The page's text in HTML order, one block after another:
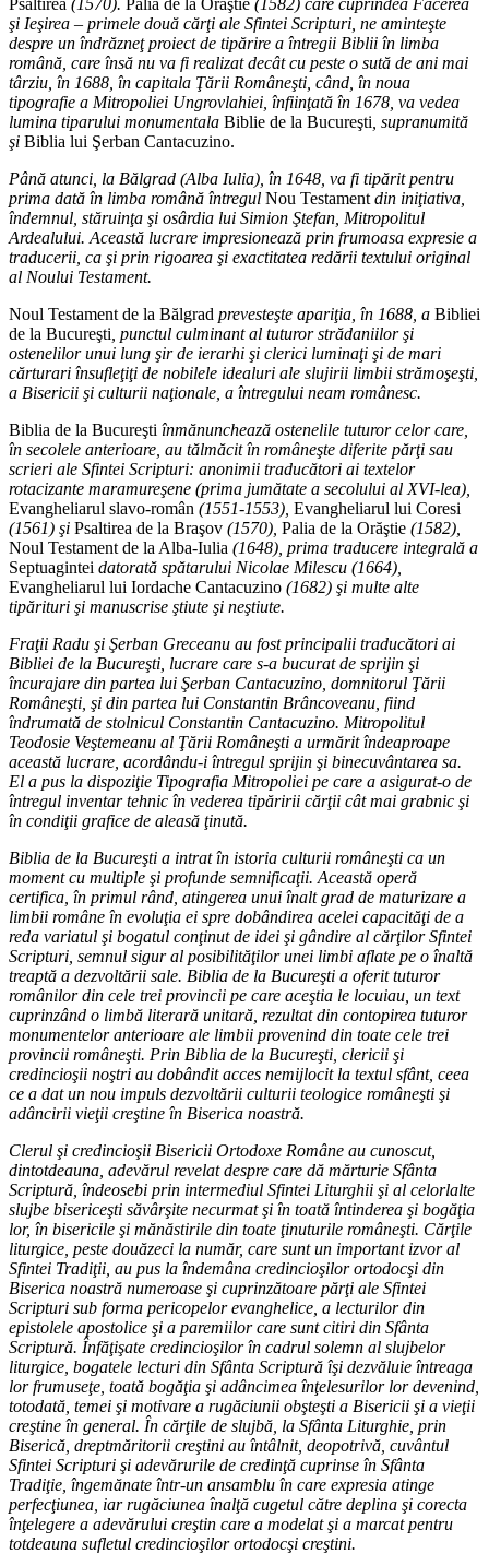
şi Ieşirea – primele două cărţi ale Sfintei Scripturi, ne aminteşte
despre un îndrăzneţ proiect de tipărire a întregii Biblii în limba
română, care însă nu va fi realizat decât cu peste o sută de ani mai
târziu, în 1688, în capitala Ţării Româneşti, când, în noua
tipografie a Mitropoliei Ungrovlahiei, înfiinţată în 1678, va vedea
lumina tiparului monumentala Biblie de la Bucureşti , supranumită
şi Biblia lui Şerban Cantacuzino.
Până atunci, la Bălgrad (Alba Iulia), în 1648, va fi tipărit pentru
prima dată în limba română întregul Nou Testament din iniţiativa,
îndemnul, stăruinţa şi osârdia lui Simion Ştefan, Mitropolitul
Ardealului. Această lucrare impresionează prin frumoasa expresie a
traducerii, ca şi prin rigoarea şi exactitatea redării textului original
al Noului Testament.
Noul Testament de la Bălgrad prevesteşte apariţia, în 1688, a Bibliei
de la Bucureşti , punctul culminant al tuturor strădaniilor şi
ostenelilor unui lung şir de ierarhi şi clerici luminaţi şi de mari
cărturari însufleţiţi de nobilele idealuri ale slujirii limbii strămoşeşti,
a Bisericii şi culturii naţionale, a întregului neam românesc.
Biblia de la Bucureşti înmănunchează ostenelile tuturor celor care,
în secolele anterioare, au tălmăcit în româneşte diferite părţi sau
scrieri ale Sfintei Scripturi: anonimii traducători ai textelor
rotacizante maramureşene (prima jumătate a secolului al XVI-lea),
Evangheliarul slavo-român (1551-1553), Evangheliarul lui Coresi
(1561) şi Psaltirea de la Braşov (1570), Palia de la Orăştie (1582),
Noul Testament de la Alba-Iulia (1648), prima traducere integrală a
Septuagintei datorată spătarului Nicolae Milescu (1664),
Evangheliarul lui Iordache Cantacuzino (1682) şi multe alte
tipărituri şi manuscrise ştiute şi neştiute.
Fraţii Radu şi Şerban Greceanu au fost principalii traducători ai
Bibliei de la Bucureşti, lucrare care s-a bucurat de sprijin şi
încurajare din partea lui Şerban Cantacuzino, domnitorul Ţării
Româneşti, şi din partea lui Constantin Brâncoveanu, fiind
îndrumată de stolnicul Constantin Cantacuzino. Mitropolitul
Teodosie Veştemeanu al Ţării Româneşti a urmărit îndeaproape
această lucrare, acordându-i întregul sprijin şi binecuvântarea sa.
El a pus la dispoziţie Tipografia Mitropoliei pe care a asigurat-o de
întregul inventar tehnic în vederea tipăririi cărţii cât mai grabnic şi
în condiţii grafice de aleasă ţinută.
Biblia de la Bucureşti a intrat în istoria culturii româneşti ca un
moment cu multiple şi profunde semnificaţii. Această operă
certifica, în primul rând, atingerea unui înalt grad de maturizare a
limbii române în evoluţia ei spre dobândirea acelei capacităţi de a
reda variatul şi bogatul conţinut de idei şi gândire al cărţilor Sfintei
Scripturi, semnul sigur al posibilităţilor unei limbi aflate pe o înaltă
treaptă a dezvoltării sale. Biblia de la Bucureşti a oferit tuturor
românilor din cele trei provincii pe care aceştia le locuiau, un text
cuprinzând o limbă literară unitară, rezultat din contopirea tuturor
monumentelor anterioare ale limbii provenind din toate cele trei
provincii româneşti. Prin Biblia de la Bucureşti, clericii şi
credincioşii noştri au dobândit acces nemijlocit la textul sfânt, ceea
ce a dat un nou impuls dezvoltării culturii teologice româneşti şi
adâncirii vieţii creştine în Biserica noastră.
Clerul şi credincioşii Bisericii Ortodoxe Române au cunoscut,
dintotdeauna, adevărul revelat despre care dă mărturie Sfânta
Scriptură, îndeosebi prin intermediul Sfintei Liturghii şi al celorlalte
slujbe bisericeşti săvârşite necurmat şi în toată întinderea şi bogăţia
lor, în bisericile şi mănăstirile din toate ţinuturile româneşti. Cărţile
liturgice, peste douăzeci la număr, care sunt un important izvor al
Sfintei Tradiţii, au pus la îndemâna credincioşilor ortodocşi din
Biserica noastră numeroase şi cuprinzătoare părţi ale Sfintei
Scripturi sub forma pericopelor evanghelice, a lecturilor din
epistolele apostolice şi a paremiilor care sunt citiri din Sfânta
Scriptură. Înfăţişate credincioşilor în cadrul solemn al slujbelor
liturgice, bogatele lecturi din Sfânta Scriptură îşi dezvăluie întreaga
lor frumuseţe, toată bogăţia şi adâncimea înţelesurilor lor devenind,
totodată, temei şi motivare a rugăciunii obşteşti a Bisericii şi a vieţii
creştine în general. În cărţile de slujbă, la Sfânta Liturghie, prin
Biserică, dreptmăritorii creştini au întâlnit, deopotrivă, cuvântul
Sfintei Scripturi şi adevărurile de credinţă cuprinse în Sfânta
Tradiţie, îngemănate într-un ansamblu în care expresia atinge
perfecţiunea, iar rugăciunea înalţă cugetul către deplina şi corecta
înţelegere a adevărului creştin care a modelat şi a marcat pentru
totdeauna sufletul credincioşilor ortodocşi creştini.